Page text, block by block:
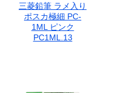
三菱鉛筆 ラメ入り
ポスカ極細 PC-
1ML ピンク
PC1ML.13